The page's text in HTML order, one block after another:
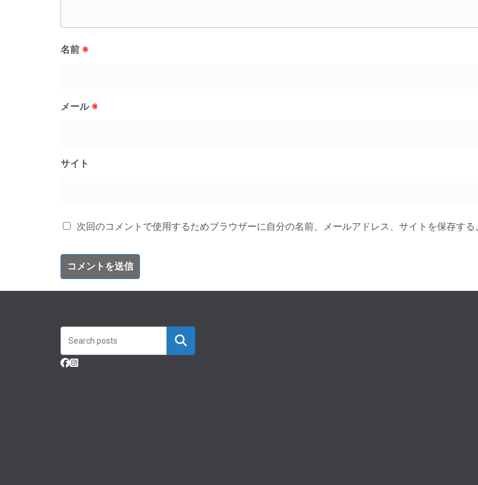
名前 ※
メール ※
サイト
次回のコメントで使用するためブラウザーに自分の名前、メールアドレス、サイトを保存する